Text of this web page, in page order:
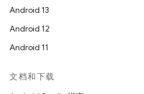
Android 13
Android 12
Android 11
文档和下载